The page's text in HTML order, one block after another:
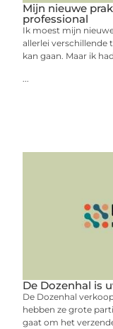
Mijn nieuwe
professional
Ik moest mijn
allerlei
kan gaan. Maar ik
De Dozenhal is
De Dozenhal
hebben ze grote
gaat om het